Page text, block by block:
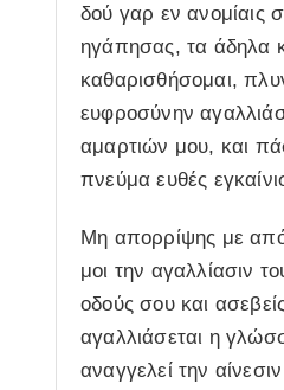
δού γαρ εν ανομίαις
ηγάπησας, τα άδηλα
καθαρισθήσομαι,
ευφροσύνην
αμαρτιών μου, και
πνεύμα ευθές
Μη απορρίψης με
μοι την αγαλλίασιν
οδούς σου και
αγαλλιάσεται η
αναγγελεί την